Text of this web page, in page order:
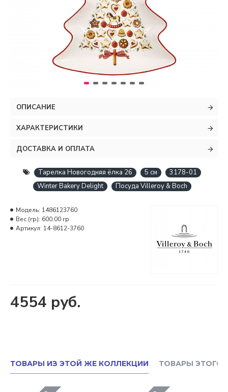
ОПИСАНИЕ
ХАРАКТЕРИСТИКИ
ДОСТАВКА И ОПЛАТА
Тарелка Новогодняя ёлка 26 5 см
3178-01
Winter Bakery Delight
Посуда Villeroy & Boch
4554 руб.
Модель: 1486123760
Вес (гр): 600.00 гр
Артикул: 14-8612-3760
ТОВАРЫ ИЗ ЭТОЙ ЖЕ КОЛЛЕКЦИИ ТОВАРЫ ЭТОГО